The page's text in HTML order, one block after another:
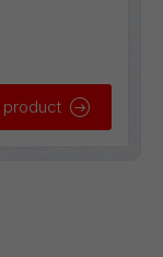
product